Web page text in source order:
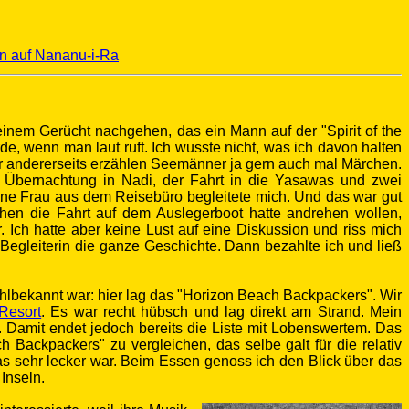
auf Nananu-i-Ra
Gerücht nachgehen, das ein Mann auf der "Spirit of the
wenn man laut ruft. Ich wusste nicht, was ich davon halten
erzählen Seemänner ja gern auch mal Märchen.
in Nadi, der Fahrt in die Yasawas und zwei
Frau aus dem Reisebüro begleitete mich. Und das war gut
die Fahrt auf dem Auslegerboot hatte andrehen wollen,
hatte aber keine Lust auf eine Diskussion und riss mich
die ganze Geschichte. Dann bezahlte ich und ließ
war: hier lag das "Horizon Beach Backpackers". Wir
. Es war recht hübsch und lag direkt am Strand. Mein
endet jedoch bereits die Liste mit Lobenswertem. Das
Backpackers" zu vergleichen, das selbe galt für die relativ
sehr lecker war. Beim Essen genoss ich den Blick über das
.